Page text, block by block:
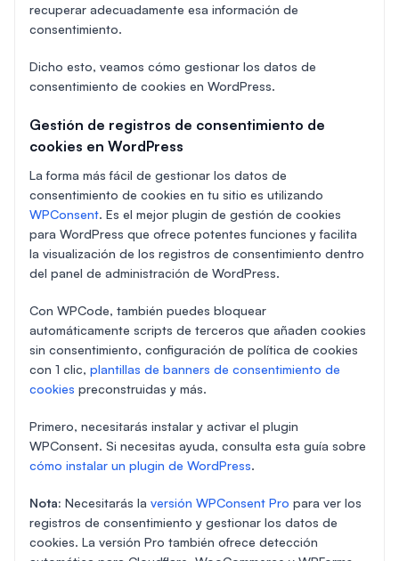
recuperar adecuadamente esa información de
consentimiento.
Dicho esto, veamos cómo gestionar los datos de
consentimiento de cookies en WordPress.
Gestión de registros de consentimiento de
cookies en WordPress
La forma más fácil de gestionar los datos de
consentimiento de cookies en tu sitio es utilizando
WPConsent. Es el mejor plugin de gestión de cookies
para WordPress que ofrece potentes funciones y facilita
la visualización de los registros de consentimiento dentro
del panel de administración de WordPress.
Con WPCode, también puedes bloquear
automáticamente scripts de terceros que añaden cookies
sin consentimiento, configuración de política de cookies
con 1 clic, plantillas de banners de consentimiento de
cookies preconstruidas y más.
Primero, necesitarás instalar y activar el plugin
WPConsent. Si necesitas ayuda, consulta esta guía sobre
cómo instalar un plugin de WordPress.
Nota: Necesitarás la versión WPConsent Pro para ver los
registros de consentimiento y gestionar los datos de
cookies. La versión Pro también ofrece detección